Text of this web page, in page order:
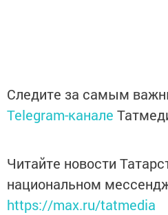
Следите за самым
Telegram-канале
Читайте новости
национальном
https://max.ru/tatmedia